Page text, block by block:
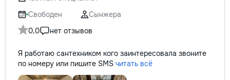
reparație veți rămâne cu schema
comunicațiilor ascunse și
fotografiile tuturor etapelor
importante. Curățenie
apartamentul complet pregătit
pentru locuit – curat, fără praf și
fără deșeuri de construcție.
Свободен
Сынжера
0,0
нет отзывов
Я работаю сантехником кого заинтересовала звоните
по номеру или пишите SMS читать всё